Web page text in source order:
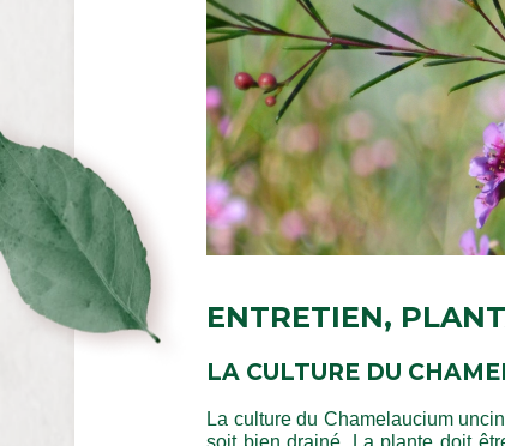
ENTRETIEN,
LA CULTURE DU
La culture du Chamelaucium
soit bien drainé. La plante doit